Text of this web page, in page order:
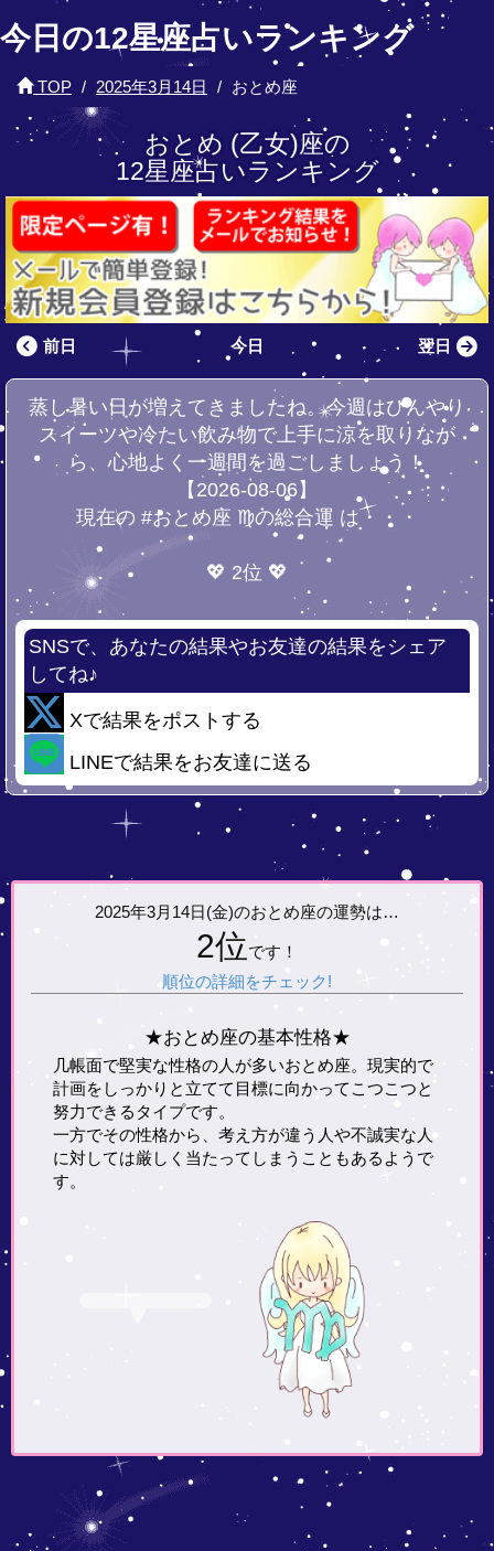
今日の12星座占いランキング
TOP 2025年3月14日 おとめ座
おとめ (乙女)座の
12星座占いランキング
前日 今日 翌日
蒸し暑い日が増えてきましたね。今週はひんやり
スイーツや冷たい飲み物で上手に涼を取りなが
ら、心地よく一週間を過ごしましょう！
【2026-08-06】
現在の #おとめ座 ♍の総合運 は・・・
💖 2位 💖
SNSで、あなたの結果やお友達の結果をシェア
してね♪
Xで結果をポストする
LINEで結果をお友達に送る
2025年3月14日(金)のおとめ座の運勢は…
2位です！
順位の詳細をチェック!
★おとめ座の基本性格★
几帳面で堅実な性格の人が多いおとめ座。現実的で
計画をしっかりと立てて目標に向かってこつこつと
努力できるタイプです。
一方でその性格から、考え方が違う人や不誠実な人
に対しては厳しく当たってしまうこともあるようで
す。